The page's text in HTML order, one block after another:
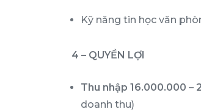
Kỹ năng tin học văn
4 – QUYỀN LỢI
Thu nhập 16.000.000 –
doanh thu)